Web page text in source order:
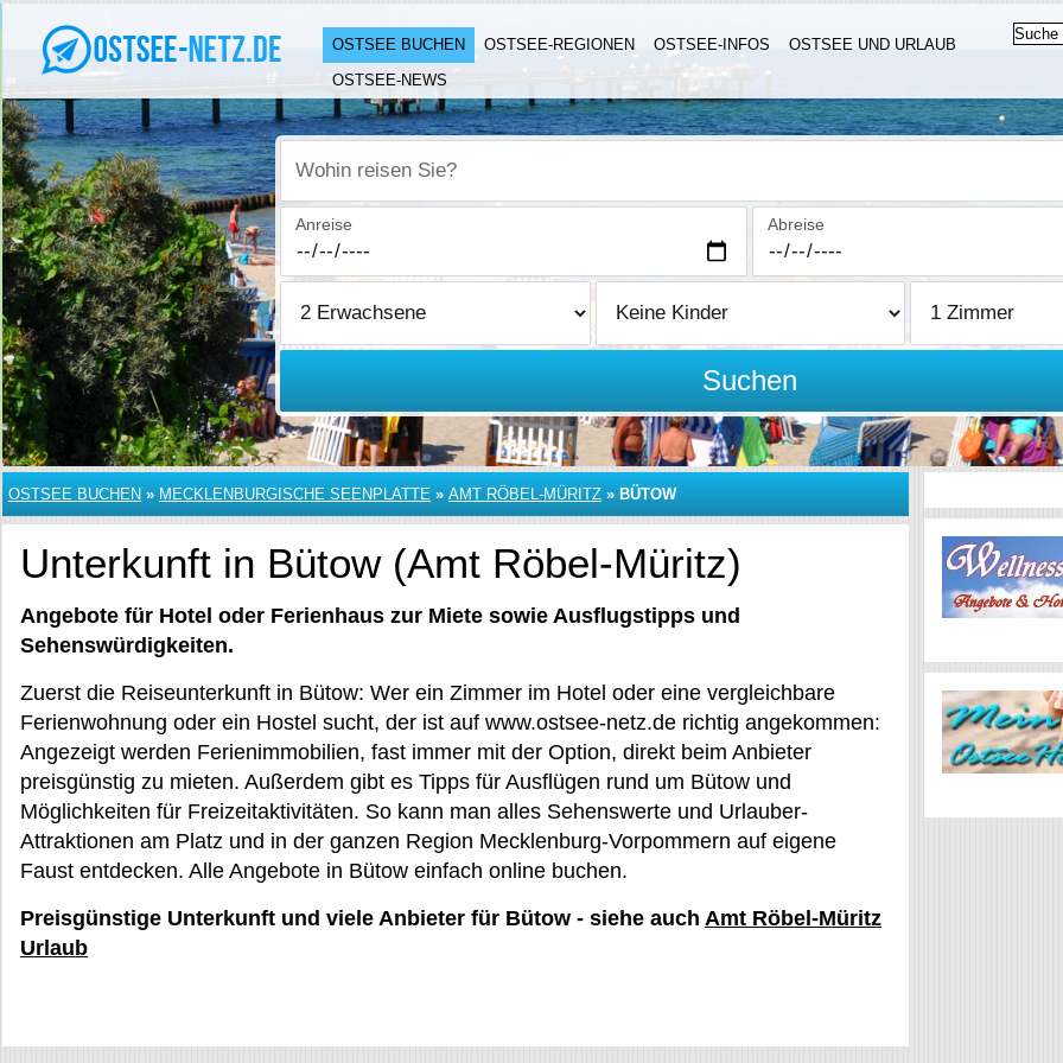
OSTSEE BUCHEN OSTSEE-REGIONEN OSTSEE-INFOS
OSTSEE UND URLAUB
OSTSEE-NEWS
Wohin reisen Sie?
Anreise Abreise
Suchen
OSTSEE BUCHEN » MECKLENBURGISCHE SEENPLATTE » AMT RÖBEL-MÜRITZ » BÜTOW
Unterkunft in Bütow (Amt Röbel-Müritz)
Angebote für Hotel oder Ferienhaus zur Miete sowie Ausflugstipps und
Sehenswürdigkeiten.
Zuerst die Reiseunterkunft in Bütow: Wer ein Zimmer im Hotel oder eine vergleichbare
Ferienwohnung oder ein Hostel sucht, der ist auf www.ostsee-netz.de richtig angekommen:
Angezeigt werden Ferienimmobilien, fast immer mit der Option, direkt beim Anbieter
preisgünstig zu mieten. Außerdem gibt es Tipps für Ausflügen rund um Bütow und
Möglichkeiten für Freizeitaktivitäten. So kann man alles Sehenswerte und Urlauber-
Attraktionen am Platz und in der ganzen Region Mecklenburg-Vorpommern auf eigene
Faust entdecken. Alle Angebote in Bütow einfach online buchen.
Preisgünstige Unterkunft und viele Anbieter für Bütow - siehe auch Amt Röbel-Müritz
Urlaub